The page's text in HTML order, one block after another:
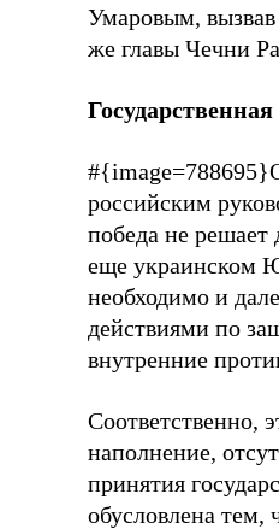
Умаровым,
же главы Чечни
российским
победа не решает
еще украинском
необходимо и
действиями по
внутренние
Соответственно,
наполнение,
принятия
обусловлена тем,